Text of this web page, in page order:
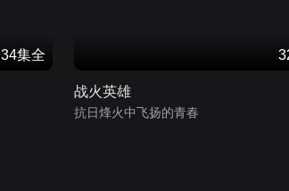
34集全
战火英雄
抗日烽火中飞扬的青春